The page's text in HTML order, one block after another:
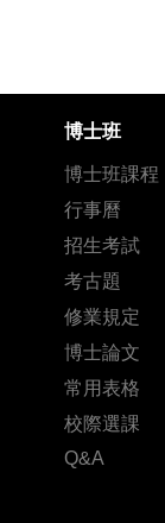
博士班
博士班課程
行事曆
招生考試
考古題
修業規定
博士論文
常用表格
校際選課
Q&A